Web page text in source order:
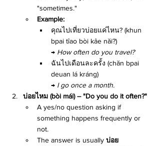
"sometimes."
Example:
คุณไปเที่ยวบ่อยแค่ไหน? (khun
bpai tîao bòi kâe năi?)
→ How often do you travel?
ฉันไปเดือนละครั้ง (chăn bpai
deuan lá kráng)
→ I go once a month.
บ่อยไหม (bòi mái) – "Do you do it often?"
A yes/no question asking if
something happens frequently or
not.
The answer is usually บ่อย